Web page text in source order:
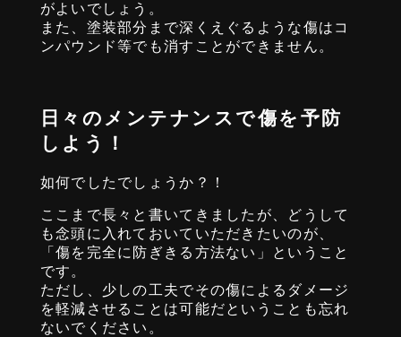
がよいでしょう。
また、塗装部分まで深くえぐるような傷はコ
ンパウンド等でも消すことができません。
日々のメンテナンスで傷を予防
しよう！
如何でしたでしょうか？！
ここまで長々と書いてきましたが、どうして
も念頭に入れておいていただきたいのが、
「傷を完全に防ぎきる方法ない」ということ
です。
ただし、少しの工夫でその傷によるダメージ
を軽減させることは可能だということも忘れ
ないでください。